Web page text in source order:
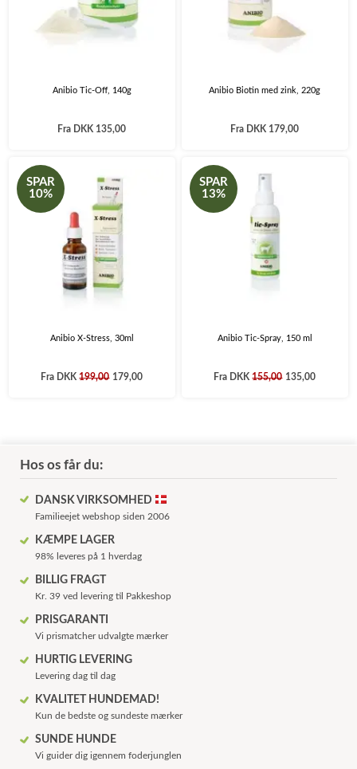
Anibio Tic-Off, 140g
Fra DKK 135,00
Anibio Biotin med zink, 220g
Fra DKK 179,00
SPAR
10%
Anibio X-Stress, 30ml
Fra DKK199,00 179,00
SPAR
13%
Anibio Tic-Spray, 150 ml
Fra DKK155,00 135,00
Hos os får du:
DANSK VIRKSOMHED
Familieejet webshop siden 2006
KÆMPE LAGER
98% leveres på 1 hverdag
BILLIG FRAGT
Kr. 39 ved levering til Pakkeshop
PRISGARANTI
Vi prismatcher udvalgte mærker
HURTIG LEVERING
Levering dag til dag
KVALITET HUNDEMAD!
Kun de bedste og sundeste mærker
SUNDE HUNDE
Vi guider dig igennem foderjunglen